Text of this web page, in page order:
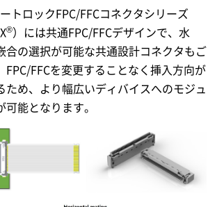
トロックFPC/FFCコネクタシリーズ
®）には共通FPC/FFCデザインで、水
合の選択が可能な共通設計コネクタもご
FPC/FFCを変更することなく挿入方向が
ため、より幅広いディバイスへのモジュ
可能となります。